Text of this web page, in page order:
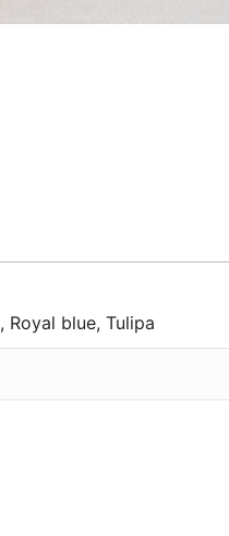
, Royal blue, Tulipa